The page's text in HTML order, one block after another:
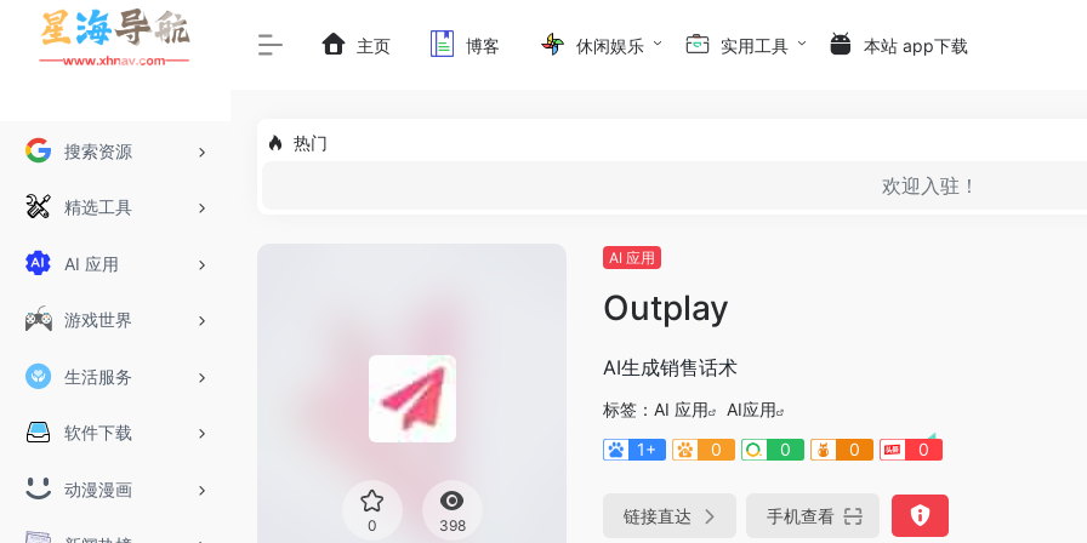
搜索资源
精选工具
AI 应用
游戏世界
生活服务
软件下载
动漫漫画
主页 博客 休闲娱乐 实用工具 本站 app下载
热门
欢迎入驻！
0 398
AI 应用
Outplay
AI生成销售话术
标签： AI 应用
AI应用
1+
0 0 0 0
链接直达 手机查看